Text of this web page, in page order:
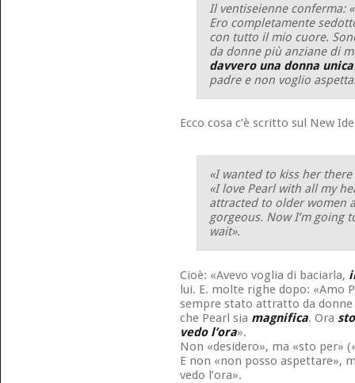
Il ventiseienne conferma:
Ero completamente
con tutto il mio cuore.
da donne più anziane di
davvero una donna unica
padre e non voglio
Ecco cosa c’è scritto sul New
«I wanted to kiss her
«I love Pearl with all my
attracted to older women
gorgeous. Now I’m going
wait».
Cioè: «Avevo voglia di baciarla,
lui. E. molte righe dopo: «Amo
sempre stato attratto da donne
che Pearl sia magnifica. Ora
vedo l’ora».
Non «desidero», ma «sto per»
E non «non posso aspettare»,
vedo l’ora».